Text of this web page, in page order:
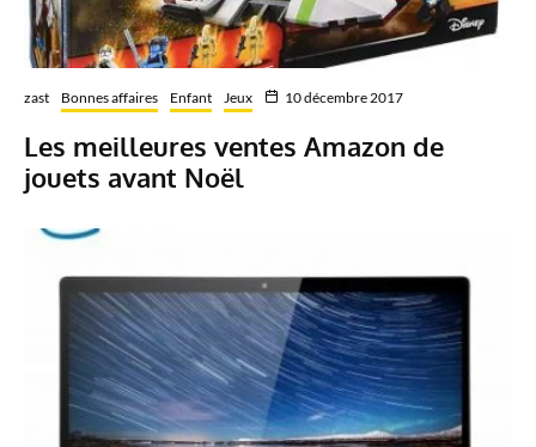
zast Bonnes affaires Enfant Jeux 10 décembre 2017
Les meilleures ventes Amazon de
jouets avant Noël